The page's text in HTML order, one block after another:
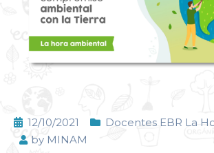
12/10/2021
Docentes EBR La
by MINAM